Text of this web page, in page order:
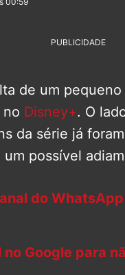
PUBLICIDADE
de um
no Disney+. O
da série já
possível
do
Google para